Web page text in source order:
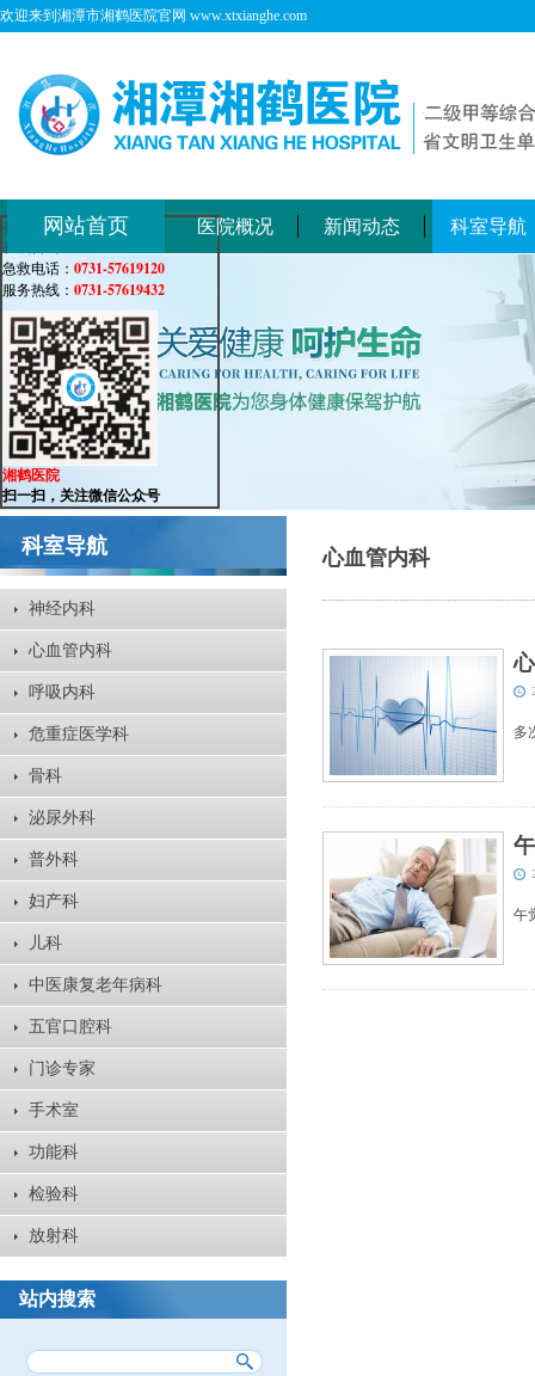
欢迎来到湘潭市湘鹤医院官网 www.xtxianghe.com
网站首页 医院概况 新闻动态 科室导航
科室导航
神经内科
心血管内科
呼吸内科
危重症医学科
骨科
泌尿外科
普外科
妇产科
儿科
中医康复老年病科
五官口腔科
门诊专家
手术室
功能科
检验科
放射科
站内搜索
心血管内科
多
午
在线客服
在线咨询：
急救电话： 0731-57619120
服务热线： 0731-57619432
湘鹤医院
扫一扫，关注微信公众号